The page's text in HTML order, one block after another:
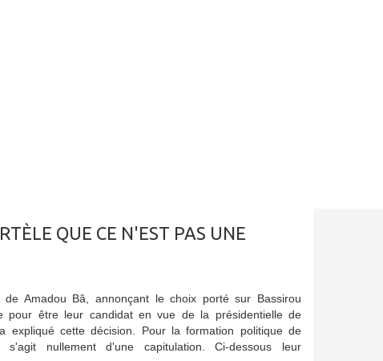
QUE CE N'EST PAS UNE
de Amadou Bâ, annonçant le choix porté sur Bassirou
pour être leur candidat en vue de la présidentielle de
expliqué cette décision. Pour la formation politique de
nullement d'une capitulation. Ci-dessous leur